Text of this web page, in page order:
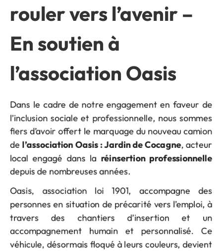
rouler vers l’avenir –
En soutien à
l’association Oasis
Dans le cadre de notre engagement en faveur de
l’inclusion sociale et professionnelle, nous sommes
fiers d’avoir offert le marquage du nouveau camion
de l’association Oasis : Jardin de Cocagne, acteur
local engagé dans la réinsertion professionnelle
depuis de nombreuses années.
Oasis, association loi 1901, accompagne des
personnes en situation de précarité vers l’emploi, à
travers des chantiers d’insertion et un
accompagnement humain et personnalisé. Ce
véhicule, désormais floqué à leurs couleurs, devient